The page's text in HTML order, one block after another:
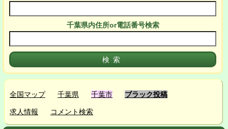
千葉県内住所or電話番号検索
全国マップ 千葉県 千葉市 ブラック投稿
求人情報 コメント検索